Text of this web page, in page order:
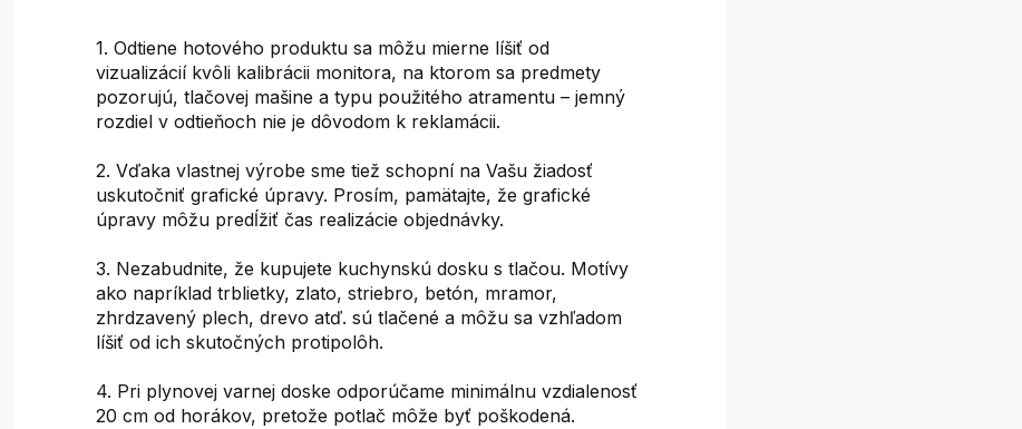
1. Odtiene hotového produktu sa môžu mierne líšiť od
vizualizácií kvôli kalibrácii monitora, na ktorom sa predmety
pozorujú, tlačovej mašine a typu použitého atramentu – jemný
rozdiel v odtieňoch nie je dôvodom k reklamácii.
2. Vďaka vlastnej výrobe sme tiež schopní na Vašu žiadosť
uskutočniť grafické úpravy. Prosím, pamätajte, že grafické
úpravy môžu predĺžiť čas realizácie objednávky.
3. Nezabudnite, že kupujete kuchynskú dosku s tlačou. Motívy
ako napríklad trblietky, zlato, striebro, betón, mramor,
zhrdzavený plech, drevo atď. sú tlačené a môžu sa vzhľadom
líšiť od ich skutočných protipolôh.
4. Pri plynovej varnej doske odporúčame minimálnu vzdialenosť
20 cm od horákov, pretože potlač môže byť poškodená.